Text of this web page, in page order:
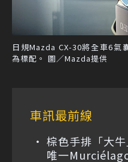
日規Mazda CX-30將全車6氣
為標配。 圖／Mazda提供
車訊最前線
棕色手排「大
唯一